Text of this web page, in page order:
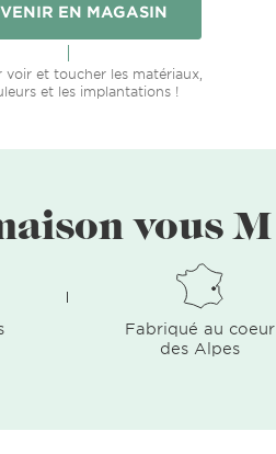
VENIR EN MAGASIN
voir et toucher les matériaux,
et les implantations !
vous M
Fabriqué au coeur
des Alpes